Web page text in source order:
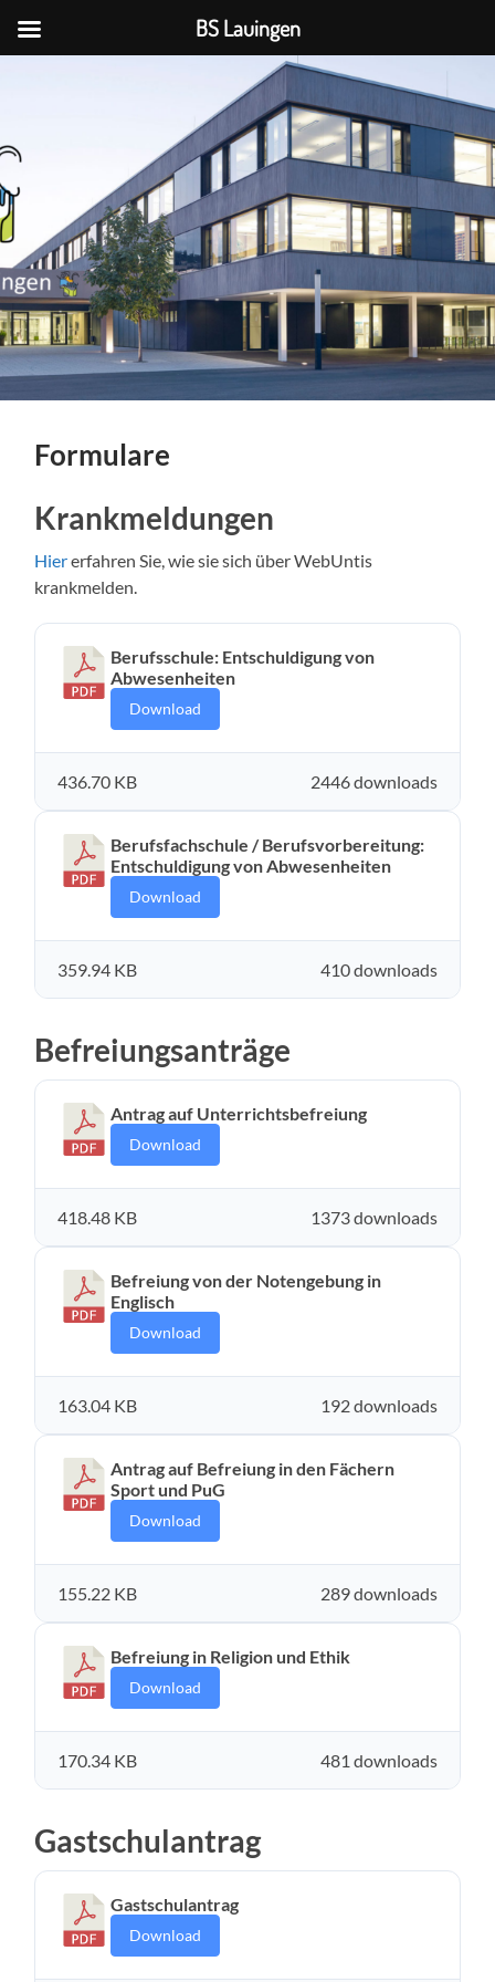
BS
Formulare
Krankmeldungen
Hiererfahren Sie, wie sie sich über WebUntis
krankmelden.
Berufsschule: Entschuldigung von
Abwesenheiten
Download
2446 downloads
436.70 KB
Berufsfachschule / Berufsvorbereitung:
Entschuldigung von Abwesenheiten
Download
410 downloads
359.94 KB
Befreiungsanträge
Antrag auf Unterrichtsbefreiung
Download
1373 downloads
418.48 KB
Befreiung von der Notengebung in
Englisch
Download
192 downloads
163.04 KB
Antrag auf Befreiung in den Fächern
Sport und PuG
Download
289 downloads
155.22 KB
Befreiung in Religion und Ethik
Download
481 downloads
170.34 KB
Gastschulantrag
Gastschulantrag
Download
BS Lauingen